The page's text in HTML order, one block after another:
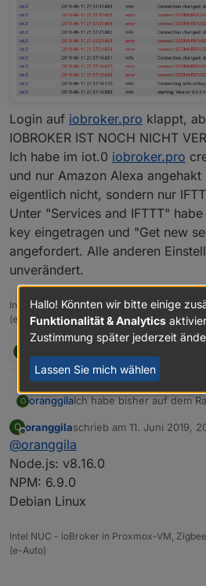
Login auf iobroker.pro klappt,
IOBROKER IST NOCH NICHT
Ich habe im iot.0 iobroker.pro
und nur Amazon Alexa
eigentlich nicht, sondern nur
Unter "Services and IFTTT"
key eingetragen und "Get new
angefordert. Alle anderen
unverändert.
Intel NUC - ioBroker in Proxmox-VM,
(e-Auto)
O oranggilaIch habe bisher auf dem
und alle Adapter laufen,
gelb. Hier im Forum habe
iot-Adapter genutzt
gelb. Hier das log:
O oranggilaschrieb am 11. Juni 2019,
zuletzt editiert von
@oranggila
Node.js: v8.16.0
NPM: 6.9.0
Debian Linux
Intel NUC - ioBroker in Proxmox-VM,
(e-Auto)
Hallo! Könnten wir bitte einige
Funktionalität & Analytics
Zustimmung später jederzeit
Lassen Sie mich wählen